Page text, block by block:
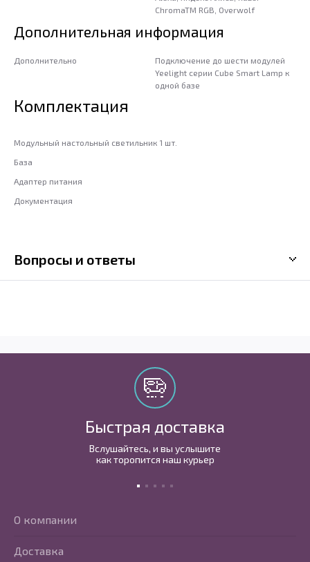
ChromaTM RGB, Overwolf
Дополнительная информация
Дополнительно
Подключение до шести модулей
Yeelight серии Cube Smart Lamp к
одной базе
Комплектация
Модульный настольный светильник 1 шт.
База
Адаптер питания
Документация
Вопросы и ответы
Быстрая доставка
Вслушайтесь, и вы услышите
как торопится наш курьер
О компании
Доставка